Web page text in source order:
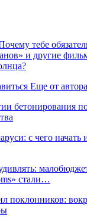
тебе
и другие
Еще от автора
бетонирования
с чего начать
стали…
поклонников: